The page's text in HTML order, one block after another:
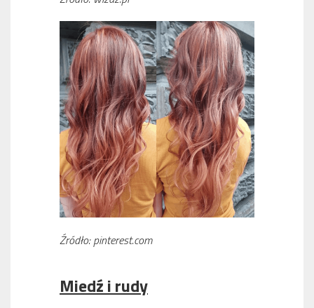
Źródło: pinterest.com
Miedź i rudy